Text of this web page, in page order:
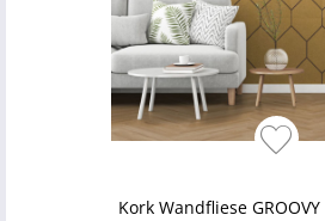
Kork Wandfliese